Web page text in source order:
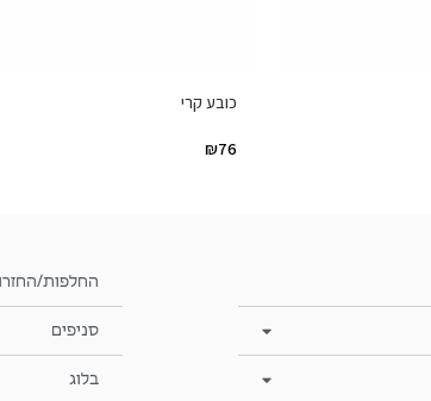
כובע קרי
₪76
החלפות/
סניפים
בלוג